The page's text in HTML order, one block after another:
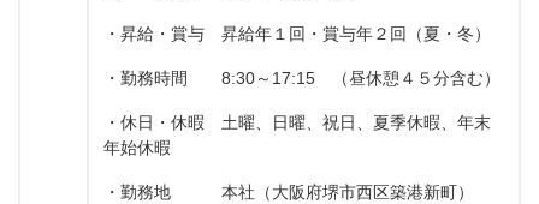
・昇給・賞与 昇給年１回・賞与年２回（夏・冬）
・勤務時間 8:30～17:15 （昼休憩４５分含む）
・休日・休暇 土曜、日曜、祝日、夏季休暇、年末
年始休暇
・勤務地 本社（大阪府堺市西区築港新町）